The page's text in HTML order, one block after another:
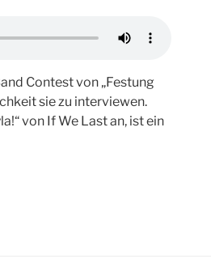
Contest von „Festung
sie zu interviewen.
von If We Last an, ist ein